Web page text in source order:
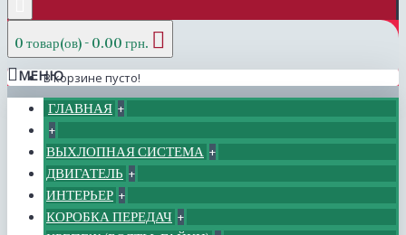
0 товар(ов) - 0.00 грн.
В корзине пусто!
МЕНЮ
ГЛАВНАЯ +
+
ВЫХЛОПНАЯ СИСТЕМА +
ДВИГАТЕЛЬ +
ИНТЕРЬЕР +
КОРОБКА ПЕРЕДАЧ +